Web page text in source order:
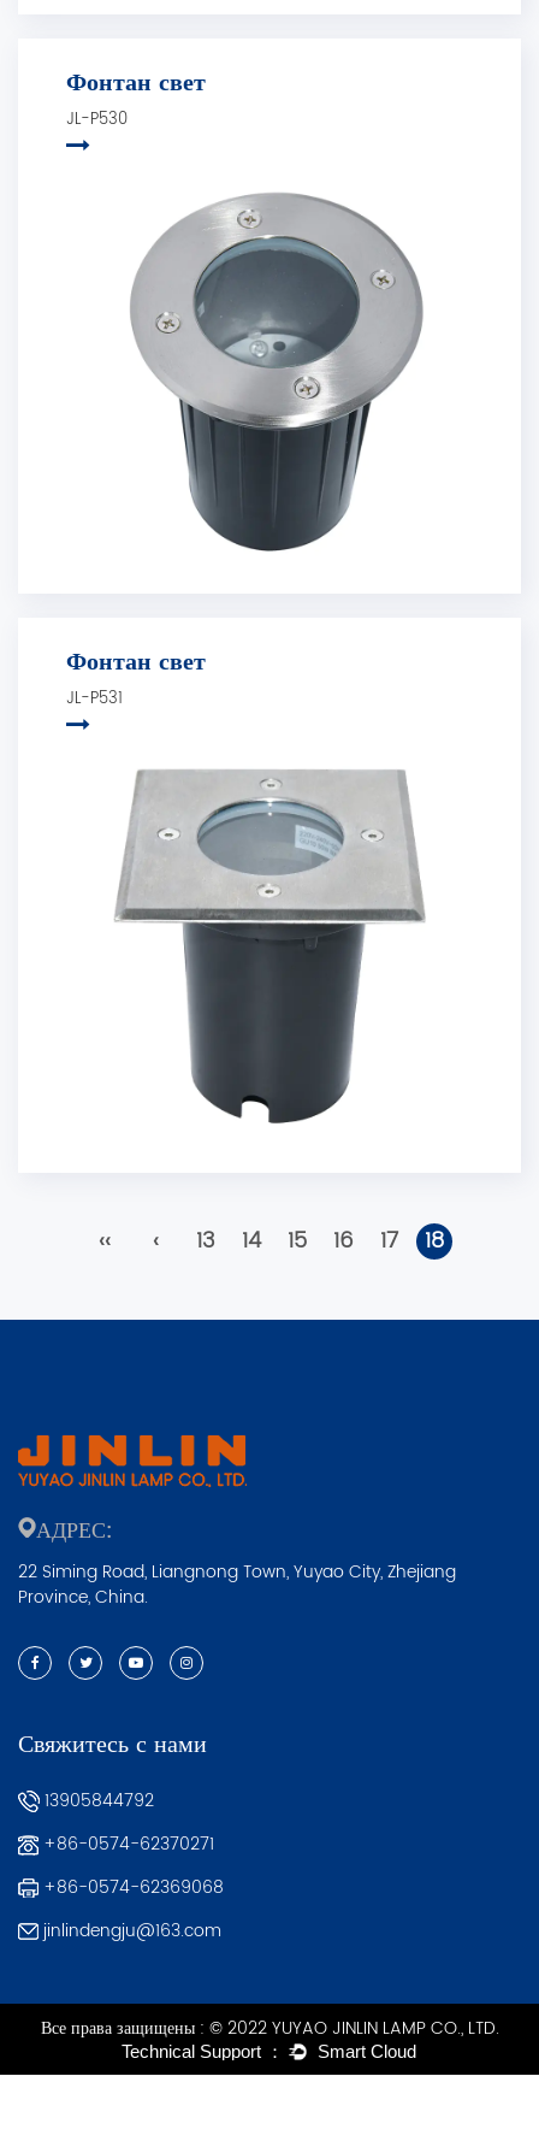
Фонтан свет
JL-P530
Фонтан свет
JL-P531
‹‹ ‹ 13 14 15 16 17 18
АДРЕС:
22 Siming Road, Liangnong Town, Yuyao City, Zhejiang
Province, China.
Свяжитесь с нами
13905844792
+86-0574-62370271
+86-0574-62369068
jinlindengju@163.com
Все права защищены : © 2022 YUYAO JINLIN LAMP CO., LTD.